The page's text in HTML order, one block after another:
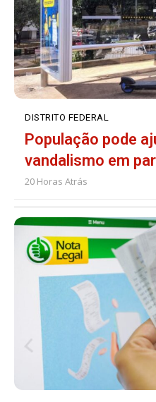
DISTRITO FEDERAL
População pode
vandalismo em
20 Horas Atrás